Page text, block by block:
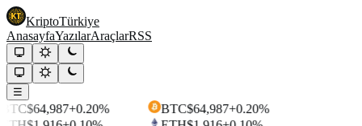
KriptoTürkiye
AnasayfaYazılarAraçlarRSS
☰
BTC$64,987+0.20%
BTC$64,987+0.20%